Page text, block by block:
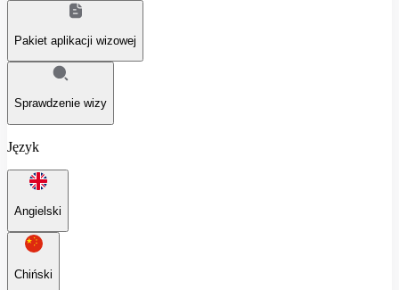
Pakiet aplikacji wizowej
Sprawdzenie wizy
Język
Angielski
Chiński